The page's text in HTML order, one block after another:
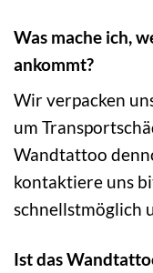
Was mache ich,
ankommt?
Wir verpacken
um
Wandtattoo
kontaktiere uns
schnellstmöglich
Ist das